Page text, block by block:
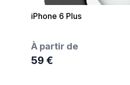
iPhone 6 Plus
À partir de
59 €